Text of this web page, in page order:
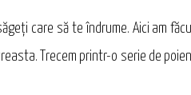
care să te îndrume. Aici am
Trecem printr-o serie de